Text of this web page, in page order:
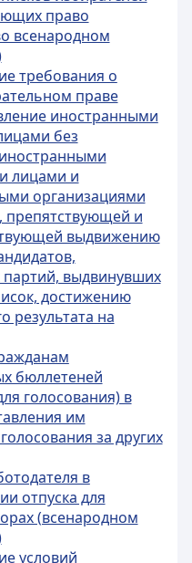
право
всенародном
требования о
праве
иностранными
без
лицами и
организациями
препятствующей и
выдвижению
партий, выдвинувших
достижению
результата на
бюллетеней
голосования) в
им
за других
в
отпуска для
(всенародном
условий